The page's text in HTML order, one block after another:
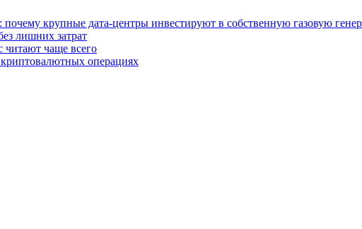
почему крупные дата-центры инвестируют в собственную газовую
лишних затрат
читают чаще всего
операциях